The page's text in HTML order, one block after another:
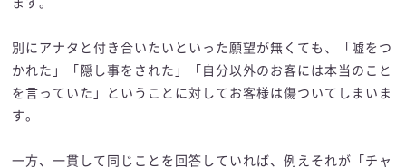
ます。
別にアナタと付き合いたいといった願望が無くても、「嘘をつ
かれた」「隠し事をされた」「自分以外のお客には本当のこと
を言っていた」ということに対してお客様は傷ついてしまいま
す。
一方、一貫して同じことを回答していれば、例えそれが「チャ